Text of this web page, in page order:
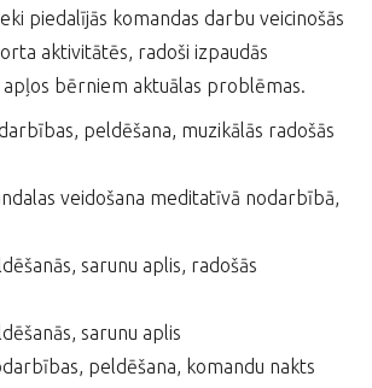
piedalījās komandas darbu veicinošās
aktivitātēs, radoši izpaudās
bērniem aktuālas problēmas.
peldēšana, muzikālās radošās
veidošana meditatīvā nodarbībā,
sarunu aplis, radošās
sarunu aplis
peldēšana, komandu nakts